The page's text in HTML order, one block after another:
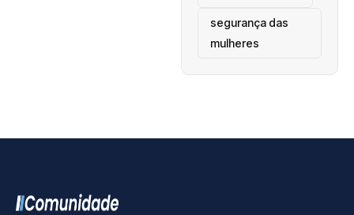
segurança das
mulheres